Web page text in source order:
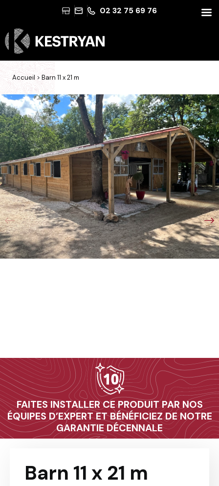
02 32 75 69 76
Accueil> Barn 11 x 21 m
10
FAITES INSTALLER CE PRODUIT PAR NOS
ÉQUIPES D’EXPERT ET BÉNÉFICIEZ DE NOTRE
GARANTIE DÉCENNALE
Barn 11 x 21 m